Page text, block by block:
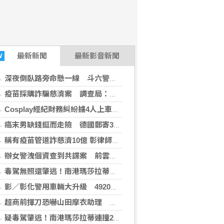
最新新聞 最新影音新聞
深夜倒臥路旁命懸一線 斗六警眼尖救回失聯婦人
疫苗採購詐騙慈濟案 調查局：查扣財產逾10億元
Cosplay經紀財務糾紛擄4人上車 2嫌遭訴
癌末男缺錢鋌而走險 德國郵寄3D玩具熊夾藏逾1公斤K他命遭查獲
稱有疫苗管道詐慈濟10億 彰律師公會前理事長遭訴
辦女警洩個資查到共諜案 前雲林縣長秘書等人遭訴
毒駕無照還肇逃！南港瑪莎拉蒂連撞2車 男到案認了
影／彰化警用車輛大升級 4920萬元添購82輛新車護治安
超商前揮刀恐嚇山田摩衣助理 莽男竟是「二條通」睡夢中落網
疑毒駕肇逃！南港瑪莎拉蒂連撞2車 民眾拾獲電子菸呈依托咪酯陽性